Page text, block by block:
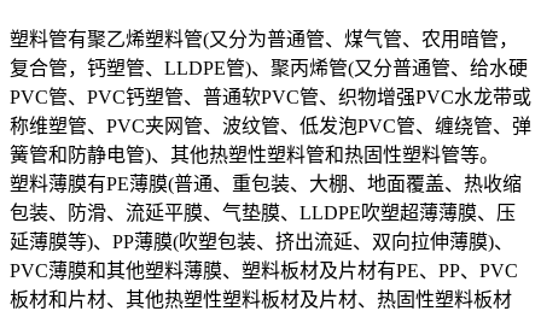
塑料管有聚乙烯塑料管(又分为普通管、煤气管、农用暗管，
复合管，钙塑管、LLDPE管)、聚丙烯管(又分普通管、给水硬
PVC管、PVC钙塑管、普通软PVC管、织物增强PVC水龙带或
称维塑管、PVC夹网管、波纹管、低发泡PVC管、缠绕管、弹
簧管和防静电管)、其他热塑性塑料管和热固性塑料管等。
塑料薄膜有PE薄膜(普通、重包装、大棚、地面覆盖、热收缩
包装、防滑、流延平膜、气垫膜、LLDPE吹塑超薄薄膜、压
延薄膜等)、PP薄膜(吹塑包装、挤出流延、双向拉伸薄膜)、
PVC薄膜和其他塑料薄膜、塑料板材及片材有PE、PP、PVC
板材和片材、其他热塑性塑料板材及片材、热固性塑料板材